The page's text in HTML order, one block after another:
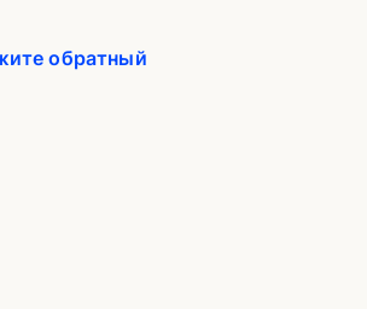
обратный